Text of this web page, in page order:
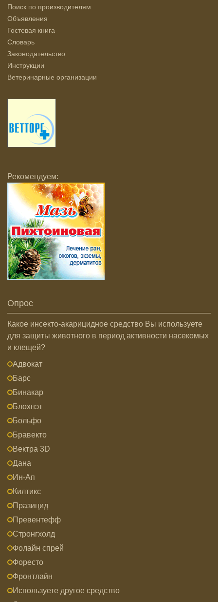
Поиск по производителям
Объявления
Гостевая книга
Словарь
Законодательство
Инструкции
Ветеринарные организации
Рекомендуем:
Опрос
Какое инсекто-акарицидное средство Вы используете
для защиты животного в период активности насекомых
и клещей?
Адвокат
Барс
Бинакар
Блохнэт
Больфо
Бравекто
Вектра 3D
Дана
Ин-Ап
Килтикс
Празицид
Превентефф
Стронгхолд
Фолайн спрей
Форесто
Фронтлайн
Используете другое средство